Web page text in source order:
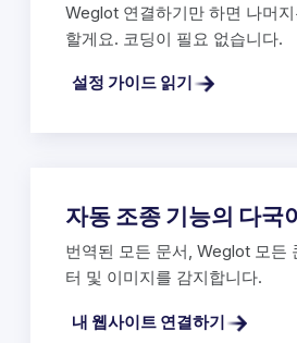
Weglot 연결하기만 하면 나머
할게요. 코딩이 필요 없습니다.
설정 가이드 읽기
자동 조종 기능의 다국
번역된 모든 문서, Weglot 모든
터 및 이미지를 감지합니다.
내 웹사이트 연결하기